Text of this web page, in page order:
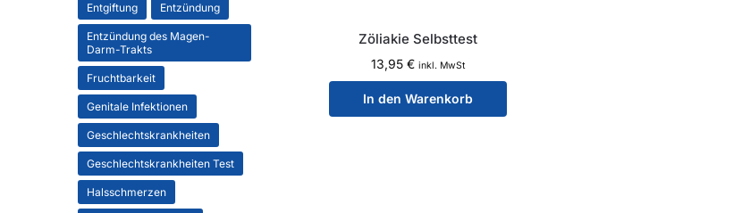
Zöliakie Selbsttest
13,95€ inkl. MwSt
In den Warenkorb
Entgiftung Entzündung
Entzündung des Magen-
Darm-Trakts
Fruchtbarkeit
Genitale Infektionen
Geschlechtskrankheiten
Geschlechtskrankheiten Test
Halsschmerzen